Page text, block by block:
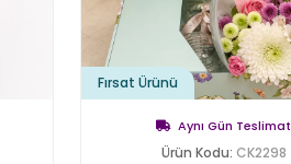
Fırsat Ürünü
Aynı Gün Teslimat
Ürün Kodu: CK2298